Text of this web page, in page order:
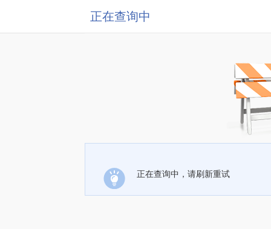
正在查询中
正在查询中，请刷新重试